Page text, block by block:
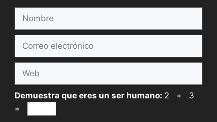
electrónico
Demuestra que eres un ser humano: 2 + 3
=